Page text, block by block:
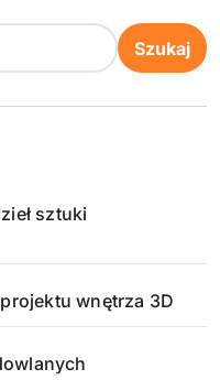
Szukaj
sztuki
wnętrza 3D